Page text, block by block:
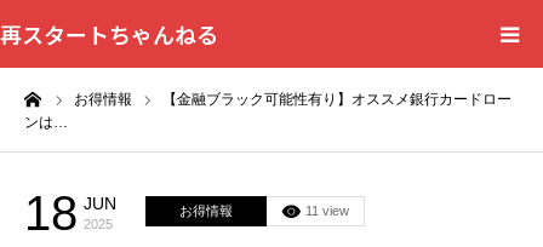
再スタートちゃんねる
お得情報
【金融ブラック可能性有り】オススメ銀行カードロー
ンは…
18 JUN
2025
お得情報 11 view
HOME